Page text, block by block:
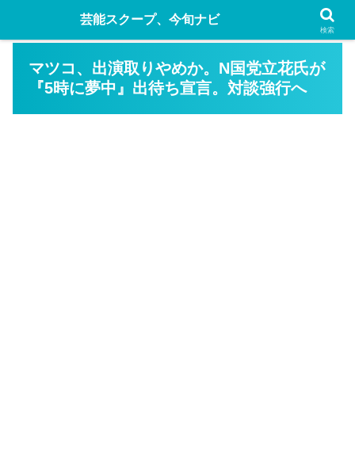
マツコ、出演取りやめか。N国党立花氏が
『5時に夢中』出待ち宣言。対談強行へ
芸能スクープ、今旬ナビ
検索